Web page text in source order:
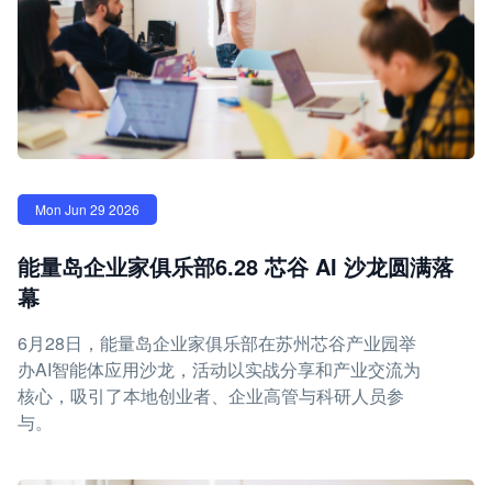
Mon Jun 29 2026
能量岛企业家俱乐部6.28 芯谷 AI 沙龙圆满落
幕
6月28日，能量岛企业家俱乐部在苏州芯谷产业园举
办AI智能体应用沙龙，活动以实战分享和产业交流为
核心，吸引了本地创业者、企业高管与科研人员参
与。